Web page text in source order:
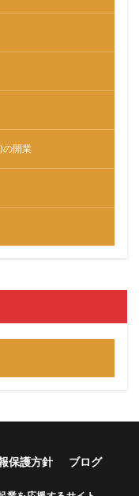
の開業
保護方針 ブログ